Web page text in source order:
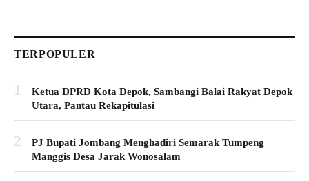
TERPOPULER
1
Ketua DPRD Kota Depok, Sambangi Balai Rakyat Depok
Utara, Pantau Rekapitulasi
2
PJ Bupati Jombang Menghadiri Semarak Tumpeng
Manggis Desa Jarak Wonosalam